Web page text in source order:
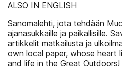
ALSO IN ENGLISH
Sanomalehti, jota tehdään
ajanasukkaille ja paikallisille.
artikkelit matkailusta ja
own local paper, whose heart
and life in the Great Outdoors!